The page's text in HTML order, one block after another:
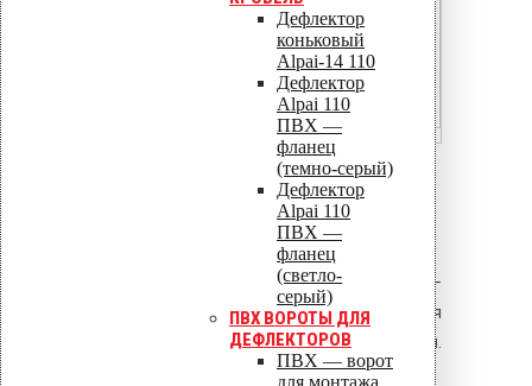
Дефлектор
коньковый
Alpai-14 110
Дефлектор
Alpai 110
ПВХ —
фланец
(темно-серый)
Дефлектор
Alpai 110
ПВХ —
фланец
(светло-
серый)
ПВХ ВОРОТЫ ДЛЯ
ДЕФЛЕКТОРОВ
ПВХ — ворот
для монтажа
3. Влияние влажности
древесины на несущую
способность
Влажность древесины —
критический параметр для
надёжности крепления.
Согласно СП 64.13330.2017: